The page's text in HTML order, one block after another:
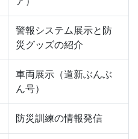
警報システム展示と防
災グッズの紹介
車両展示（道新ぶんぶ
ん号）
防災訓練の情報発信